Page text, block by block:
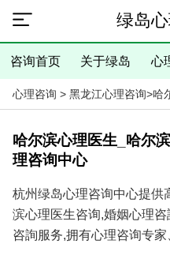
绿岛
咨询首页 关于绿岛 心
心理咨询 > 黑龙江心理咨询>哈
哈尔滨心理医生_哈尔
理咨询中心
杭州绿岛心理咨询中心提供
滨心理医生咨询,婚姻心理
咨詢服务,拥有心理咨询专